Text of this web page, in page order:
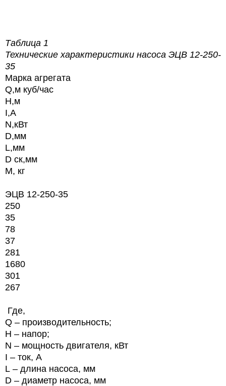
Таблица 1
Технические характеристики насоса ЭЦВ 12-250-
35
Марка агрегата
Q,м куб/час
H,м
I,А
N,кВт
D,мм
L,мм
D ск,мм
М, кг
ЭЦВ 12-250-35
250
35
78
37
281
1680
301
267
Где,
Q – производительность;
Н – напор;
N – мощность двигателя, кВт
I – ток, А
L – длина насоса, мм
D – диаметр насоса, мм